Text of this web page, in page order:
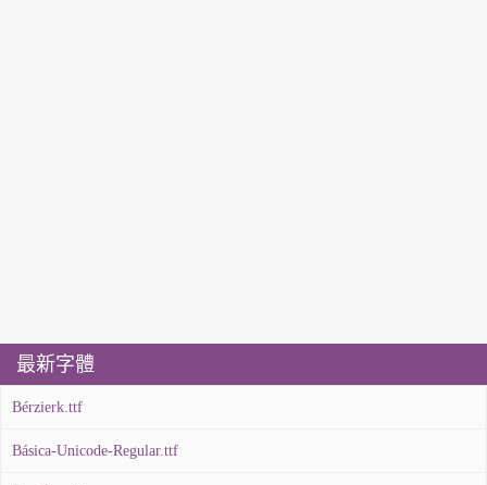
最新字體
Bérzierk.ttf
Básica-Unicode-Regular.ttf